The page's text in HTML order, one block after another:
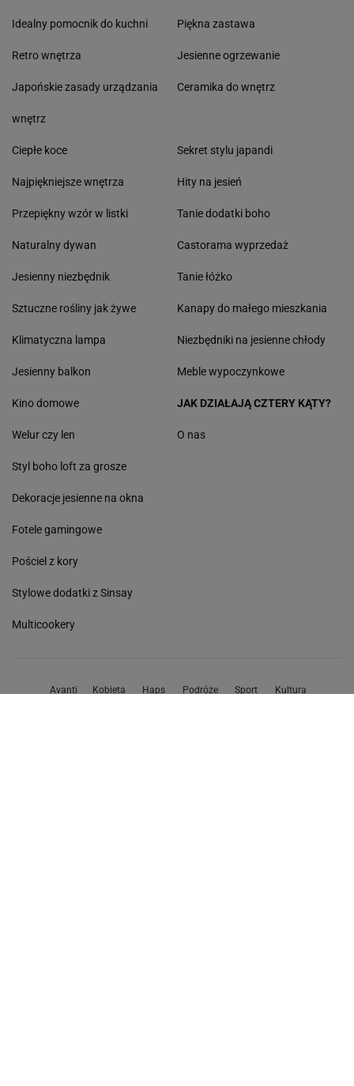
Idealny pomocnik do kuchni
Retro wnętrza
Japońskie zasady urządzania
wnętrz
Piękna zastawa
Jesienne ogrzewanie
Ceramika do wnętrz
Ciepłe koce
Najpiękniejsze wnętrza
Przepiękny wzór w listki
Naturalny dywan
Jesienny niezbędnik
Sztuczne rośliny jak żywe
Klimatyczna lampa
Jesienny balkon
Sekret stylu japandi
Hity na jesień
Tanie dodatki boho
Castorama wyprzedaż
Tanie łóżko
Kanapy do małego mieszkania
Niezbędniki na jesienne chłody
Meble wypoczynkowe
Kino domowe
Welur czy len
Styl boho loft za grosze
Dekoracje jesienne na okna
Fotele gamingowe
Pościel z kory
Stylowe dodatki z Sinsay
Multicookery
JAK DZIAŁAJĄ CZTERY KĄTY?
O nas
Avanti Kobieta Haps Podróże Sport Kultura